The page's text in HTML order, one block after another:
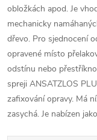
obložkách apod. Je
mechanicky
dřevo. Pro sjednocení
opravené místo
odstínu nebo
spreji ANSATZLOS
zafixování opravy. Má
zasychá. Je nabízen